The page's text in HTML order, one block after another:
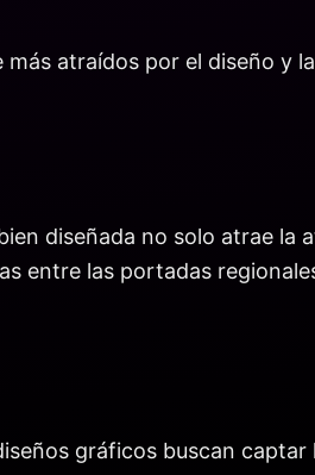
atraídos por el diseño y
diseñada no solo atrae la
entre las portadas
gráficos buscan captar